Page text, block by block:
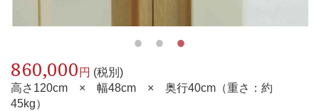
860,000 円 (税別)
高さ120cm × 幅48cm × 奥行40cm（重さ：約
45kg）